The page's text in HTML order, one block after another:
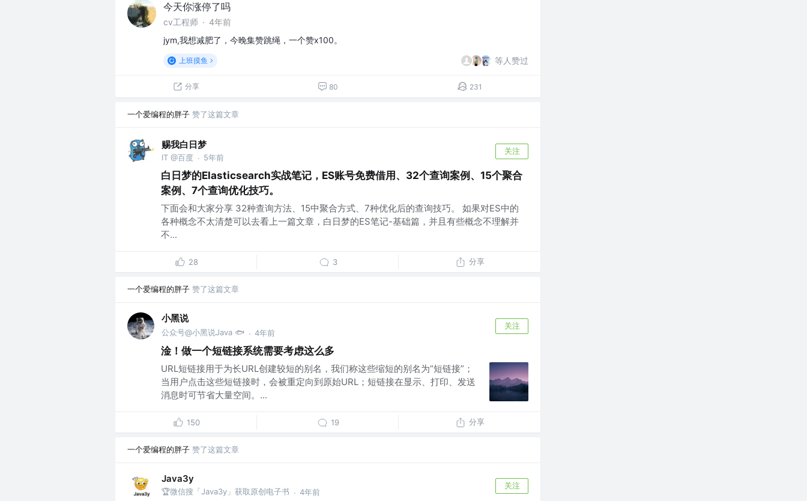
今天你涨停了吗
cv工程师 · 4年前
jym,我想减肥了，今晚集赞跳绳，一个赞x100。
上班摸鱼 等人赞过
分享 80 231
一个爱编程的胖子 赞了这篇文章
赐我白日梦
IT @百度 · 5年前
关注
白日梦的Elasticsearch实战笔记，ES账号免费借用、32个查询案例、15个聚合
案例、7个查询优化技巧。
下面会和大家分享 32种查询方法、15中聚合方式、7种优化后的查询技巧。 如果对ES中的
各种概念不太清楚可以去看上一篇文章，白日梦的ES笔记-基础篇，并且有些概念不理解并
不...
28 3 分享
一个爱编程的胖子 赞了这篇文章
小黑说
公众号@小黑说Java 🐟 · 4年前
关注
淦！做一个短链接系统需要考虑这么多
URL短链接用于为长URL创建较短的别名，我们称这些缩短的别名为“短链接”；
当用户点击这些短链接时，会被重定向到原始URL；短链接在显示、打印、发送
消息时可节省大量空间。...
150 19 分享
一个爱编程的胖子 赞了这篇文章
Java3y
🏆微信搜「Java3y」获取原创电子书 · 4年前
关注